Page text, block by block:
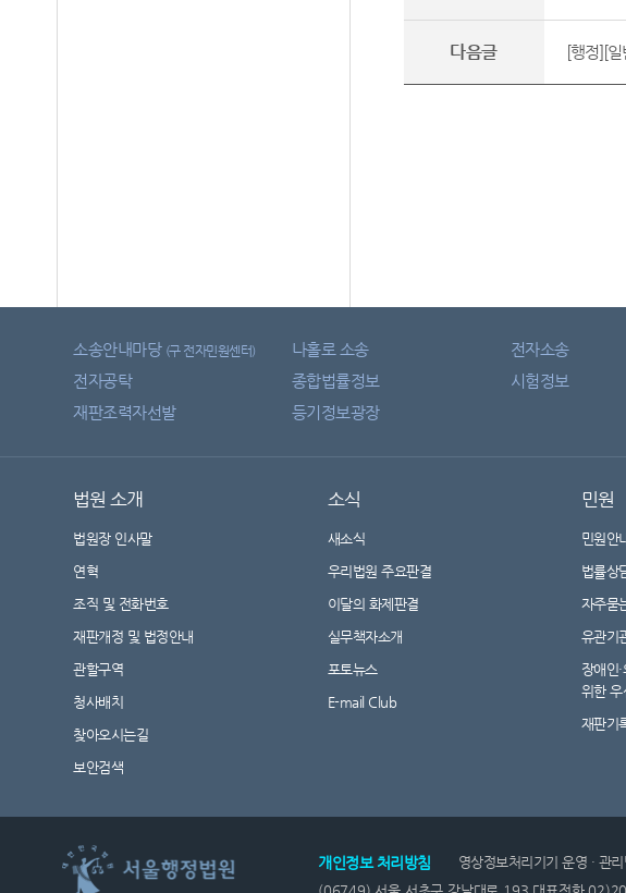
다음글 [행정][일
소송안내마당 (구 전자민원센터) 나홀로 소송 전자소송
전자공탁
종합법률정보 시험정보
재판조력자선발
등기정보광장
법원 소개
법원장 인사말
연혁
조직 및 전화번호
재판개정 및 법정안내
관할구역
청사배치
찾아오시는길
보안검색
소식
새소식
우리법원 주요판결
이달의 화제판결
실무책자소개
포토뉴스
E-mail Club
민원
민원안
법률상
자주묻
유관기
장애인
위한 우
재판기
개인정보 처리방침 영상정보처리기기 운영 · 관